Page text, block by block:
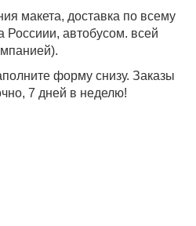
макета, доставка по всему
Россиии, автобусом. всей
форму снизу. Заказы
7 дней в неделю!